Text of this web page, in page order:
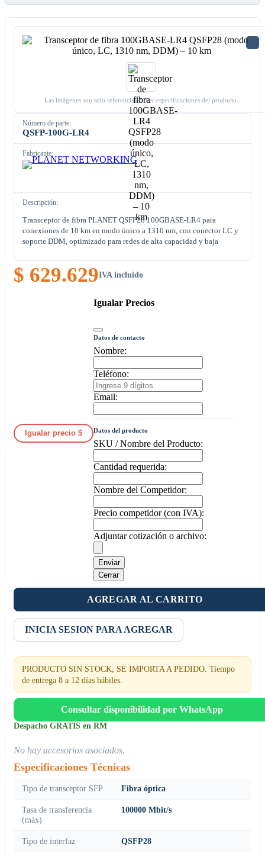
Las imágenes son solo referenciales. Ver especificaciones del producto.
Número de parte:
QSFP-100G-LR4
Fabricante:
Descripción:
Transceptor de fibra PLANET QSFP28 100GBASE-LR4 para
conexiones de 10 km en modo único a 1310 nm, con conector LC y
soporte DDM, optimizado para redes de alta capacidad y baja
$ 629.629IVA incluido
Igualar precio $
Igualar Precios
Datos de contacto
Nombre:
Teléfono:
Email:
Datos del producto
SKU / Nombre del Producto:
Cantidad requerida:
Nombre del Competidor:
Precio competidor (con IVA):
Adjuntar cotización o archivo:
Enviar
Cerrar
AGREGAR AL CARRITO
INICIA SESION PARA AGREGAR
PRODUCTO SIN STOCK, SE IMPORTA A PEDIDO. Tiempo
de entrega 8 a 12 días hábiles.
Consultar disponibilidad por WhatsApp
Despacho GRATIS en RM
No hay accesorios asociados.
Especificaciones Técnicas
Tipo de transceptor SFP Fibra óptica
Tasa de transferencia
(máx)
100000 Mbit/s
Tipo de interfaz QSFP28